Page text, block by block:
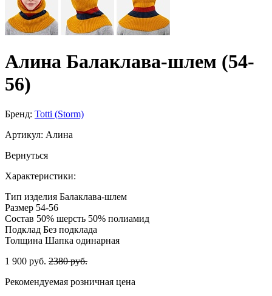
Алина Балаклава-шлем (54-
56)
Бренд: Totti (Storm)
Артикул: Алина
Вернуться
Характеристики:
Тип изделия Балаклава-шлем
Размер 54-56
Состав 50% шерсть 50% полиамид
Подклад Без подклада
Толщина Шапка одинарная
1 900 руб. 2380 руб.
Рекомендуемая розничная цена